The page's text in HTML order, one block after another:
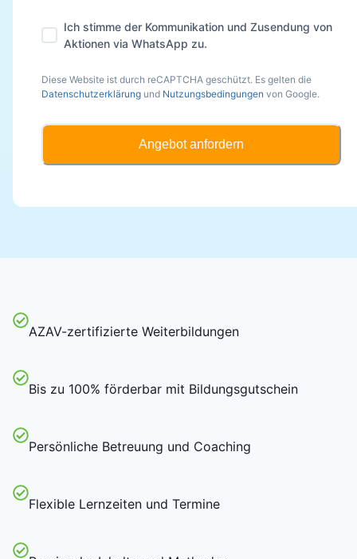
Ich stimme der Kommunikation und Zusendung von
Aktionen via WhatsApp zu.
Diese Website ist durch reCAPTCHA geschützt. Es gelten die
Datenschutzerklärung und Nutzungsbedingungen von Google.
Angebot anfordern
AZAV-zertifizierte Weiterbildungen
Bis zu 100% förderbar mit Bildungsgutschein
Persönliche Betreuung und Coaching
Flexible Lernzeiten und Termine